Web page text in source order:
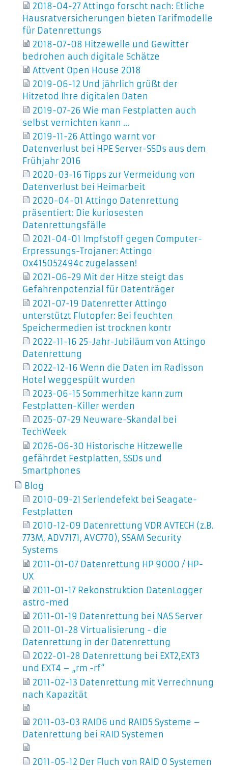
2018-04-27 Attingo forscht nach: Etliche
Hausratversicherungen bieten Tarifmodelle
für Datenrettungs
2018-07-08 Hitzewelle und Gewitter
bedrohen auch digitale Schätze
Attvent Open House 2018
2019-06-12 Und jährlich grüßt der
Hitzetod Ihre digitalen Daten
2019-07-26 Wie man Festplatten auch
selbst vernichten kann ...
2019-11-26 Attingo warnt vor
Datenverlust bei HPE Server-SSDs aus dem
Frühjahr 2016
2020-03-16 Tipps zur Vermeidung von
Datenverlust bei Heimarbeit
2020-04-01 Attingo Datenrettung
präsentiert: Die kuriosesten
Datenrettungsfälle
2021-04-01 Impfstoff gegen Computer-
Erpressungs-Trojaner: Attingo
0x415052494c zugelassen!
2021-06-29 Mit der Hitze steigt das
Gefahrenpotenzial für Datenträger
2021-07-19 Datenretter Attingo
unterstützt Flutopfer: Bei feuchten
Speichermedien ist trocknen kontr
2022-11-16 25-Jahr-Jubiläum von Attingo
Datenrettung
2022-12-16 Wenn die Daten im Radisson
Hotel weggespült wurden
2023-06-15 Sommerhitze kann zum
Festplatten-Killer werden
2025-07-29 Neuware-Skandal bei
TechWeek
2026-06-30 Historische Hitzewelle
gefährdet Festplatten, SSDs und
Smartphones
Blog
2010-09-21 Seriendefekt bei Seagate-
Festplatten
2010-12-09 Datenrettung VDR AVTECH (z.B.
773M, ADV7171, AVC770), SSAM Security
Systems
2011-01-07 Datenrettung HP 9000 / HP-
UX
2011-01-17 Rekonstruktion DatenLogger
astro-med
2011-01-19 Datenrettung bei NAS Server
2011-01-28 Virtualisierung - die
Datenrettung in der Datenrettung
2022-01-28 Datenrettung bei EXT2,EXT3
und EXT4 – „rm -rf“
2011-02-13 Datenrettung mit Verrechnung
nach Kapazität
2011-03-03 RAID6 und RAID5 Systeme –
Datenrettung bei RAID Systemen
2011-05-12 Der Fluch von RAID 0 Systemen